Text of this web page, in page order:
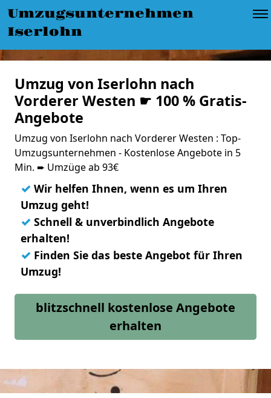
Umzugsunternehmen
Iserlohn
Umzug von Iserlohn nach
Vorderer Westen ☛ 100 % Gratis-
Angebote
Umzug von Iserlohn nach Vorderer Westen : Top-
Umzugsunternehmen - Kostenlose Angebote in 5
Min. ➨ Umzüge ab 93€
✓ Wir helfen Ihnen, wenn es um Ihren
Umzug geht!
✓ Schnell & unverbindlich Angebote
erhalten!
✓ Finden Sie das beste Angebot für Ihren
Umzug!
blitzschnell kostenlose Angebote
erhalten